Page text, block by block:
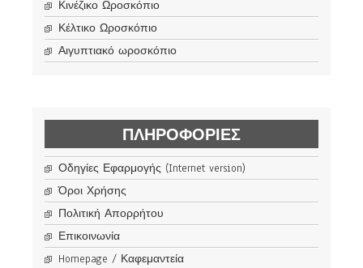
Κινέζικο Ωροσκόπιο
Κέλτικο Ωροσκόπιο
Αιγυπτιακό ωροσκόπιο
ΠΛΗΡΟΦΟΡΊΕΣ
Οδηγίες Εφαρμογής (Internet version)
Όροι Χρήσης
Πολιτική Απορρήτου
Επικοινωνία
Homepage / Καφεμαντεία